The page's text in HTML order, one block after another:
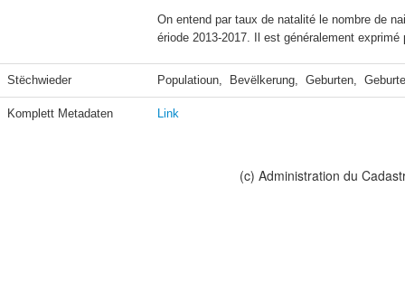
On entend par taux de natalité le nombre de
ériode 2013-2017. Il est généralement
Stëchwieder Populatioun,  Bevëlkerung,  Geburten,
Komplett Metadaten Link
(c) Administration du